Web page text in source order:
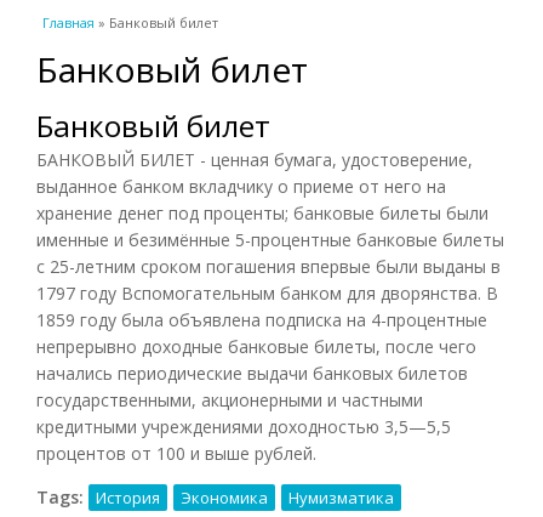
Вы здесь
Главная » Банковый билет
Банковый билет
Банковый билет
БАНКОВЫЙ БИЛЕТ - ценная бумага, удостоверение,
выданное банком вкладчику о приеме от него на
хранение денег под проценты; банковые билеты были
именные и безимённые 5-процентные банковые билеты
с 25-летним сроком погашения впервые были выданы в
1797 году Вспомогательным банком для дворянства. В
1859 году была объявлена подписка на 4-процентные
непрерывно доходные банковые билеты, после чего
начались периодические выдачи банковых билетов
государственными, акционерными и частными
кредитными учреждениями доходностью 3,5—5,5
процентов от 100 и выше рублей.
Tags:
История Экономика Нумизматика